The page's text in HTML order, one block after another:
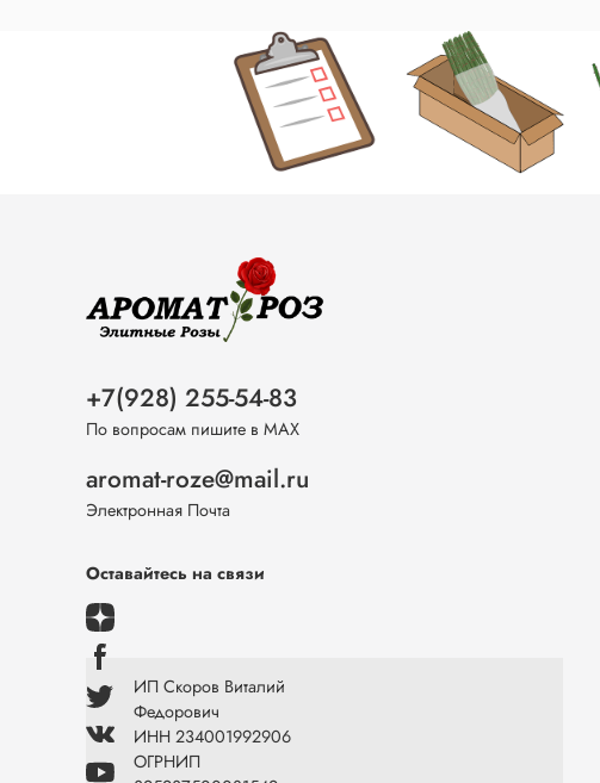
+7(928) 255-54-83
По вопросам пишите в МАХ
aromat-roze@mail.ru
Электронная Почта
Оставайтесь на связи
ИП Скоров Виталий
Федорович
ИНН 234001992906
ОГРНИП